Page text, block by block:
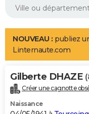
Aménagement intérieur
LIFESTYLE
Art de vivre
Bien-être
Loisirs
Mode
Modes de vie
Alimentation
Guide de la santé
Maladies
Médicaments
Sommeil
VOYAGE
Destinations
City break
Voyage nature
Voyage de noces
Forum
Climat
+PHOTO
NOUVEAU : publiez
Linternaute.com
Gilberte DHAZE
Créer une cagnotte
Naissance